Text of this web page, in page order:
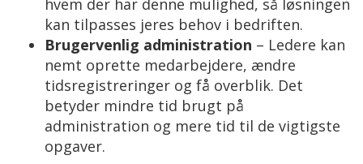
hvem der har denne mulighed, så løsningen
kan tilpasses jeres behov i bedriften.
Brugervenlig administration – Ledere kan
nemt oprette medarbejdere, ændre
tidsregistreringer og få overblik. Det
betyder mindre tid brugt på
administration og mere tid til de vigtigste
opgaver.